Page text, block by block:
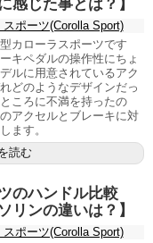
感じた事とは？】
スポーツ(Corolla Sport)
カローラスポーツです
キペダルの操作性にちょ
ルに用意されているアク
どのようなデザインだっ
ころに不満を持ったの
アクセルとブレーキに対
ます。
読む
のハンドル比較
リンの違いは？】
スポーツ(Corolla Sport)